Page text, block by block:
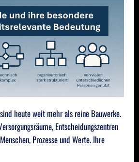
heute weit mehr als reine Bauwerke.
Entscheidungszentren
Prozesse und Werte. Ihre